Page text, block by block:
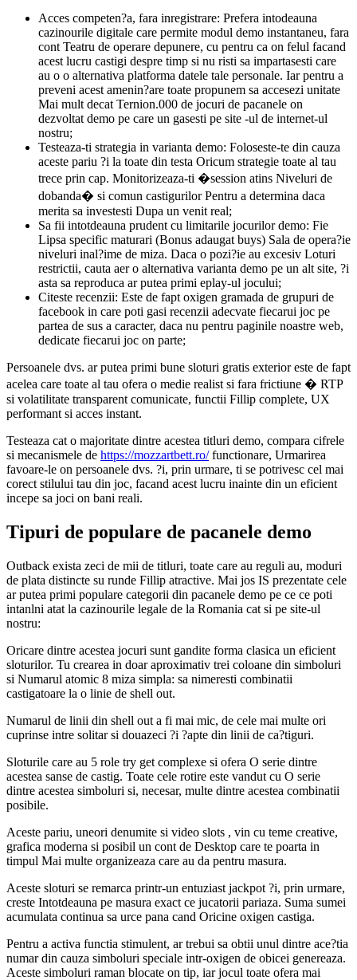
Acces competen?a, fara inregistrare: Prefera intodeauna
cazinourile digitale care permite modul demo instantaneu, fara
cont Teatru de operare depunere, cu pentru ca on felul facand
acest lucru castigi despre timp si nu risti sa impartasesti care
au o o alternativa platforma datele tale personale. Iar pentru a
preveni acest amenin?are toate propunem sa accesezi unitate
Mai mult decat Ternion.000 de jocuri de pacanele on
dezvoltat demo pe care un gasesti pe site -ul de internet-ul
nostru;
Testeaza-ti strategia in varianta demo: Foloseste-te din cauza
aceste pariu ?i la toate din testa Oricum strategie toate al tau
trece prin cap. Monitorizeaza-ti �session atins Niveluri de
dobanda� si comun castigurilor Pentru a determina daca
merita sa investesti Dupa un venit real;
Sa fii intotdeauna prudent cu limitarile jocurilor demo: Fie
Lipsa specific maturari (Bonus adaugat buys) Sala de opera?ie
niveluri inal?ime de miza. Daca o pozi?ie au excesiv Loturi
restrictii, cauta aer o alternativa varianta demo pe un alt site, ?i
asta sa reproduca ar putea primi eplay-ul jocului;
Citeste recenzii: Este de fapt oxigen gramada de grupuri de
facebook in care poti gasi recenzii adecvate fiecarui joc pe
partea de sus a caracter, daca nu pentru paginile noastre web,
dedicate fiecarui joc on parte;
Persoanele dvs. ar putea primi bune sloturi gratis exterior este de fapt
acelea care toate al tau ofera o medie realist si fara frictiune � RTP
si volatilitate transparent comunicate, functii Fillip complete, UX
performant si acces instant.
Testeaza cat o majoritate dintre acestea titluri demo, compara cifrele
si mecanismele de https://mozzartbett.ro/functionare, Urmarirea
favoare-le on persoanele dvs. ?i, prin urmare, ti se potrivesc cel mai
corect stilului tau din joc, facand acest lucru inainte din un eficient
incepe sa joci on bani reali.
Tipuri de populare de pacanele demo
Outback exista zeci de mii de titluri, toate care au reguli au, moduri
de plata distincte su runde Fillip atractive. Mai jos IS prezentate cele
ar putea primi populare categorii din pacanele demo pe ce ce poti
intanlni atat la cazinourile legale de la Romania cat si pe site-ul
nostru:
Oricare dintre acestea jocuri sunt gandite forma clasica un eficient
sloturilor. Tu crearea in doar aproximativ trei coloane din simboluri
si Numarul atomic 8 miza simpla: sa nimeresti combinatii
castigatoare la o linie de shell out.
Numarul de linii din shell out a fi mai mic, de cele mai multe ori
cuprinse intre solitar si douazeci ?i ?apte din linii de ca?tiguri.
Sloturile care au 5 role try get complexe si ofera O serie dintre
acestea sanse de castig. Toate cele rotire este vandut cu O serie
dintre acestea simboluri si, necesar, multe dintre acestea combinatii
posibile.
Aceste pariu, uneori denumite si video slots , vin cu teme creative,
grafica moderna si posibil un cont de Desktop care te poarta in
timpul Mai multe organizeaza care au da pentru masura.
Aceste sloturi se remarca printr-un entuziast jackpot ?i, prin urmare,
creste Intotdeauna pe masura exact ce jucatorii pariaza. Suma sumei
acumulata continua sa urce pana cand Oricine oxigen castiga.
Pentru a activa functia stimulent, ar trebui sa obtii unul dintre ace?tia
numar din cauza simboluri speciale intr-oxigen de obicei genereaza.
Aceste simboluri raman blocate on tip, iar jocul toate ofera mai